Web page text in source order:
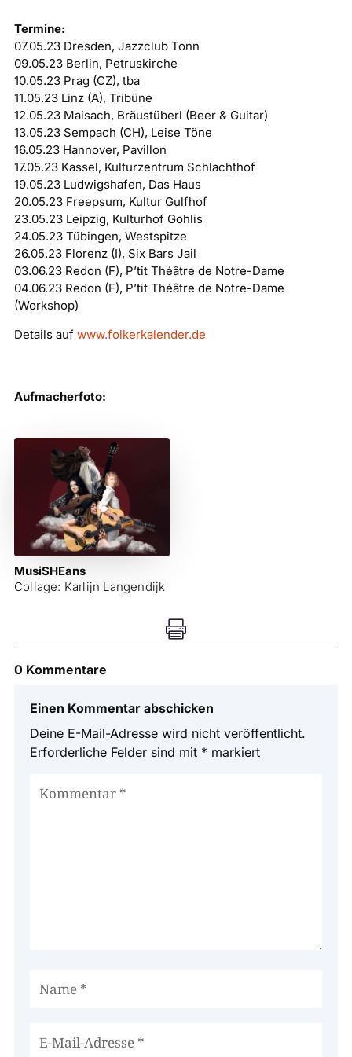
Termine:
07.05.23 Dresden, Jazzclub Tonn
09.05.23 Berlin, Petruskirche
10.05.23 Prag (CZ), tba
11.05.23 Linz (A), Tribüne
12.05.23 Maisach, Bräustüberl (Beer & Guitar)
13.05.23 Sempach (CH), Leise Töne
16.05.23 Hannover, Pavillon
17.05.23 Kassel, Kulturzentrum Schlachthof
19.05.23 Ludwigshafen, Das Haus
20.05.23 Freepsum, Kultur Gulfhof
23.05.23 Leipzig, Kulturhof Gohlis
24.05.23 Tübingen, Westspitze
26.05.23 Florenz (I), Six Bars Jail
03.06.23 Redon (F), P’tit Théâtre de Notre-Dame
04.06.23 Redon (F), P’tit Théâtre de Notre-Dame
(Workshop)
Details auf www.folkerkalender.de
Aufmacherfoto:
MusiSHEans
Collage: Karlijn Langendijk

0 Kommentare
Einen Kommentar abschicken
Deine E-Mail-Adresse wird nicht veröffentlicht.
Erforderliche Felder sind mit * markiert